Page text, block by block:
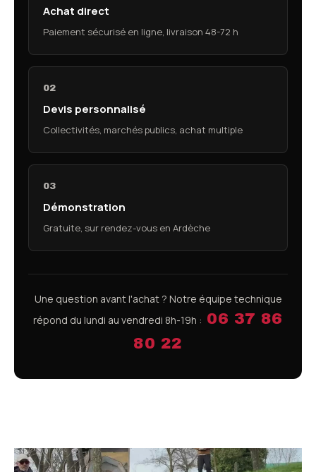
Achat direct
Paiement sécurisé en ligne, livraison 48-72 h
02
Devis personnalisé
Collectivités, marchés publics, achat multiple
03
Démonstration
Gratuite, sur rendez-vous en Ardèche
Une question avant l'achat ? Notre équipe technique
répond du lundi au vendredi 8h-19h : 06 37 86
80 22